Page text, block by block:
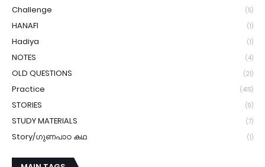
Challenge (5)
HANAFI (1)
Hadiya (1)
NOTES (4)
OLD QUESTIONS (21)
Practice (415)
STORIES (9)
STUDY MATERIALS (7)
Story/ഗുണപാഠ കഥ (1)